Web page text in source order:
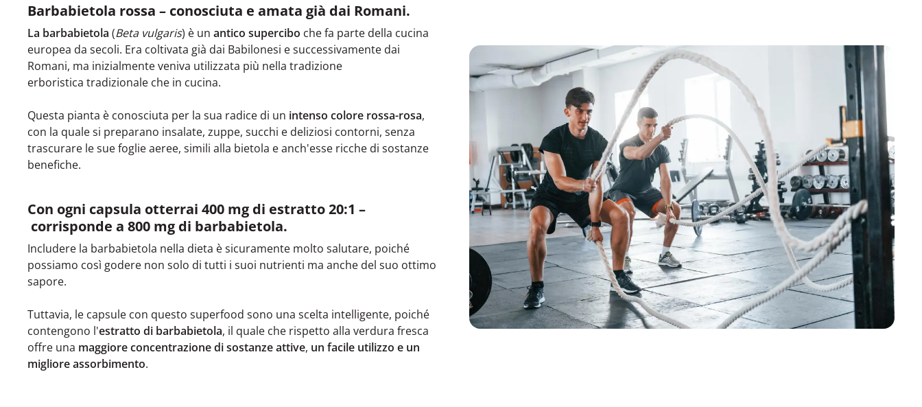
Barbabietola rossa – conosciuta e amata già dai Romani.
La barbabietola (Beta vulgaris) è un antico supercibo che fa parte della cucina
europea da secoli. Era coltivata già dai Babilonesi e successivamente dai
Romani, ma inizialmente veniva utilizzata più nella tradizione
erboristica tradizionale che in cucina.
Questa pianta è conosciuta per la sua radice di un intenso colore rossa-rosa,
con la quale si preparano insalate, zuppe, succhi e deliziosi contorni, senza
trascurare le sue foglie aeree, simili alla bietola e anch'esse ricche di sostanze
benefiche.
Con ogni capsula otterrai 400 mg di estratto 20:1 –
corrisponde a 800 mg di barbabietola.
Includere la barbabietola nella dieta è sicuramente molto salutare, poiché
possiamo così godere non solo di tutti i suoi nutrienti ma anche del suo ottimo
sapore.
Tuttavia, le capsule con questo superfood sono una scelta intelligente, poiché
contengono l'estratto di barbabietola, il quale che rispetto alla verdura fresca
offre una maggiore concentrazione di sostanze attive, un facile utilizzo e un
migliore assorbimento.